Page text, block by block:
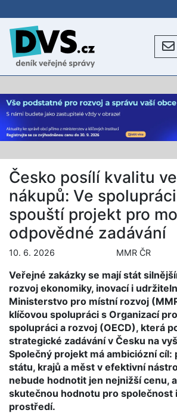
Česko posílí kvalitu
nákupů: Ve spolupráci
spouští projekt pro
odpovědné zadávání
10. 6. 2026 MMR ČR
Veřejné zakázky se mají stát
rozvoj ekonomiky, inovací i
Ministerstvo pro místní rozvoj
klíčovou spolupráci s Organizací
spolupráci a rozvoj (OECD), která
strategické zadávání v Česku na
Společný projekt má ambiciózní cíl:
státu, krajů a měst v efektivní
nebude hodnotit jen nejnižší cenu,
skutečnou hodnotu pro společnost
prostředí.